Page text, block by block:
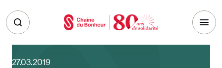
27.03.2019